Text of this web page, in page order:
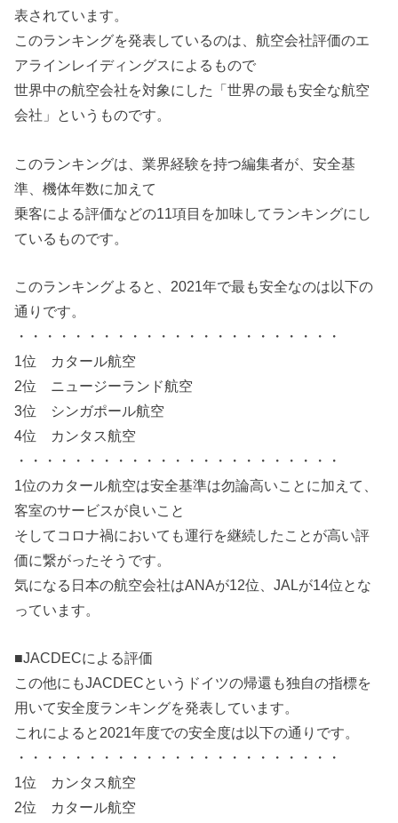
表されています。
このランキングを発表しているのは、航空会社評価のエ
アラインレイディングスによるもので
世界中の航空会社を対象にした「世界の最も安全な航空
会社」というものです。
このランキングは、業界経験を持つ編集者が、安全基
準、機体年数に加えて
乗客による評価などの11項目を加味してランキングにし
ているものです。
このランキングよると、2021年で最も安全なのは以下の
通りです。
・・・・・・・・・・・・・・・・・・・・・・・
1位 カタール航空
2位 ニュージーランド航空
3位 シンガポール航空
4位 カンタス航空
・・・・・・・・・・・・・・・・・・・・・・・
1位のカタール航空は安全基準は勿論高いことに加えて、
客室のサービスが良いこと
そしてコロナ禍においても運行を継続したことが高い評
価に繋がったそうです。
気になる日本の航空会社はANAが12位、JALが14位とな
っています。
■JACDECによる評価
この他にもJACDECというドイツの帰還も独自の指標を
用いて安全度ランキングを発表しています。
これによると2021年度での安全度は以下の通りです。
・・・・・・・・・・・・・・・・・・・・・・・
1位 カンタス航空
2位 カタール航空